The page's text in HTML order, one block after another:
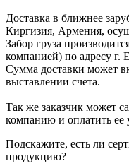
Доставка в ближнее
Киргизия, Армения,
Забор груза
компанией) по адресу г.
Сумма доставки может
выставлении счета.
Так же заказчик может
компанию и оплатить ее
Подскажите, есть ли
продукцию?